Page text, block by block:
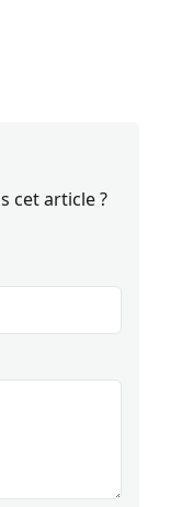
cet article ?